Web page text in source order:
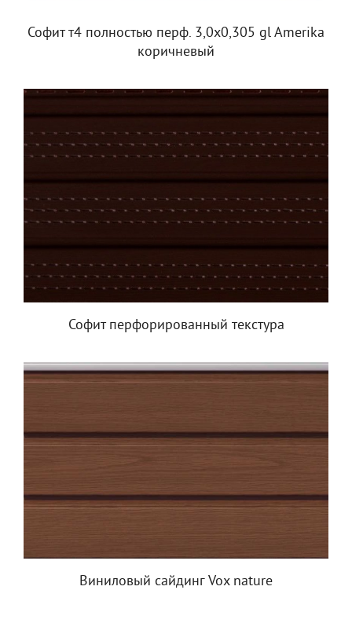
Софит т4 полностью перф. 3,0х0,305 gl Amerika
коричневый
Софит перфорированный текстура
Виниловый сайдинг Vox nature